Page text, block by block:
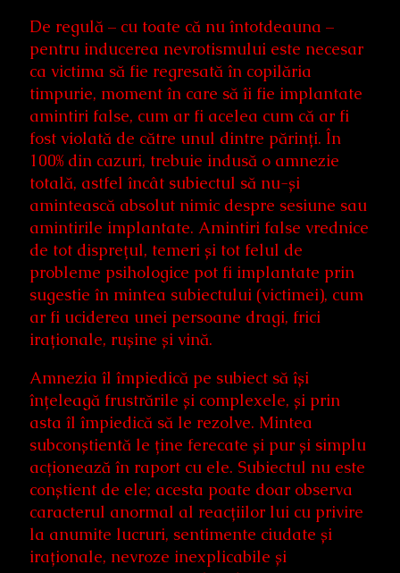
De regulă – cu toate că nu întotdeauna –
pentru inducerea nevrotismului este necesar
ca victima să fie regresată în copilăria
timpurie, moment în care să îi fie implantate
amintiri false, cum ar fi acelea cum că ar fi
fost violată de către unul dintre părinți. În
100% din cazuri, trebuie indusă o amnezie
totală, astfel încât subiectul să nu-și
amintească absolut nimic despre sesiune sau
amintirile implantate. Amintiri false vrednice
de tot disprețul, temeri și tot felul de
probleme psihologice pot fi implantate prin
sugestie în mintea subiectului (victimei), cum
ar fi uciderea unei persoane dragi, frici
iraționale, rușine și vină.
Amnezia îl împiedică pe subiect să își
înțeleagă frustrările și complexele, și prin
asta îl împiedică să le rezolve. Mintea
subconștientă le ține ferecate și pur și simplu
acționează în raport cu ele. Subiectul nu este
conștient de ele; acesta poate doar observa
caracterul anormal al reacțiilor lui cu privire
la anumite lucruri, sentimente ciudate și
iraționale, nevroze inexplicabile și